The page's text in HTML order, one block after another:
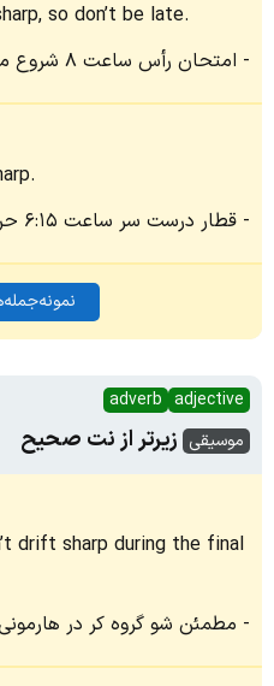
so don’t be late.
امتحان رأس ساعت ۸ شروع می‌شود، پس دیر نکنید.
قطار درست سر ساعت ۶:۱۵ حرکت می‌کند.
adjective
adverb
موسیقی زیرتر از نت صحیح
drift sharp during the final
مطمئن شو گروه کر در